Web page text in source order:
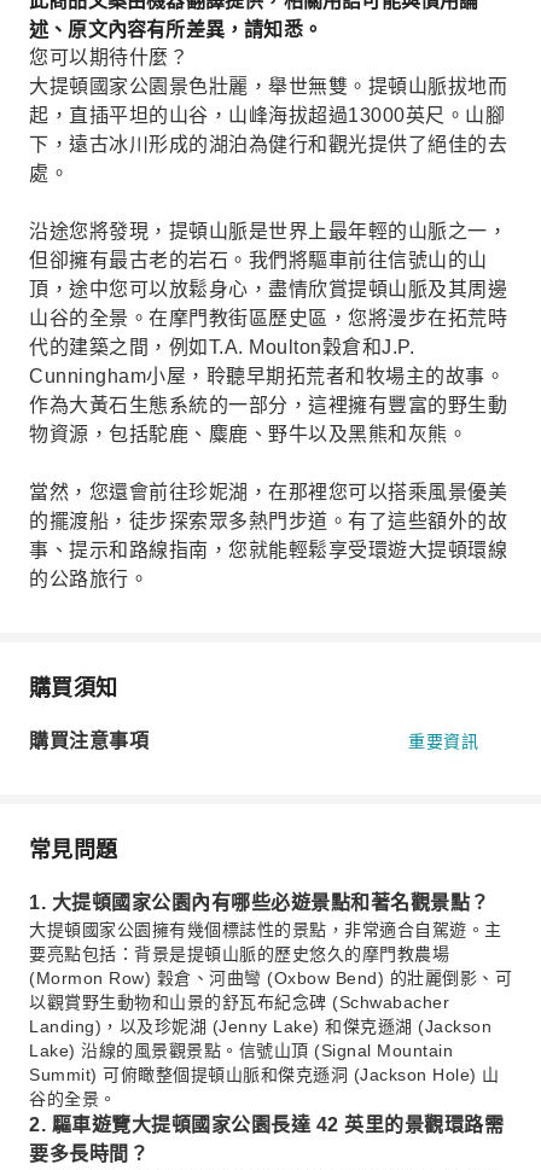
述、原文內容有所差異，請知悉。
您可以期待什麼？
大提頓國家公園景色壯麗，舉世無雙。提頓山脈拔地而
起，直插平坦的山谷，山峰海拔超過13000英尺。山腳
下，遠古冰川形成的湖泊為健行和觀光提供了絕佳的去
處。
沿途您將發現，提頓山脈是世界上最年輕的山脈之一，
但卻擁有最古老的岩石。我們將驅車前往信號山的山
頂，途中您可以放鬆身心，盡情欣賞提頓山脈及其周邊
山谷的全景。在摩門教街區歷史區，您將漫步在拓荒時
代的建築之間，例如T.A. Moulton穀倉和J.P.
Cunningham小屋，聆聽早期拓荒者和牧場主的故事。
作為大黃石生態系統的一部分，這裡擁有豐富的野生動
物資源，包括駝鹿、麋鹿、野牛以及黑熊和灰熊。
當然，您還會前往珍妮湖，在那裡您可以搭乘風景優美
的擺渡船，徒步探索眾多熱門步道。有了這些額外的故
事、提示和路線指南，您就能輕鬆享受環遊大提頓環線
的公路旅行。
購買須知
購買注意事項 重要資訊
常見問題
1. 大提頓國家公園內有哪些必遊景點和著名觀景點？
大提頓國家公園擁有幾個標誌性的景點，非常適合自駕遊。主
要亮點包括：背景是提頓山脈的歷史悠久的摩門教農場
(Mormon Row) 穀倉、河曲彎 (Oxbow Bend) 的壯麗倒影、可
以觀賞野生動物和山景的舒瓦布紀念碑 (Schwabacher
Landing)，以及珍妮湖 (Jenny Lake) 和傑克遜湖 (Jackson
Lake) 沿線的風景觀景點。信號山頂 (Signal Mountain
Summit) 可俯瞰整個提頓山脈和傑克遜洞 (Jackson Hole) 山
谷的全景。
2. 驅車遊覽大提頓國家公園長達 42 英里的景觀環路需
要多長時間？